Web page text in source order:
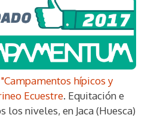
"Campamentos hípicos y
Ecuestre. Equitación e
los niveles, en Jaca (Huesca)